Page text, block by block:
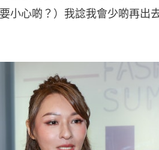
小心啲？）我諗我會少啲再出